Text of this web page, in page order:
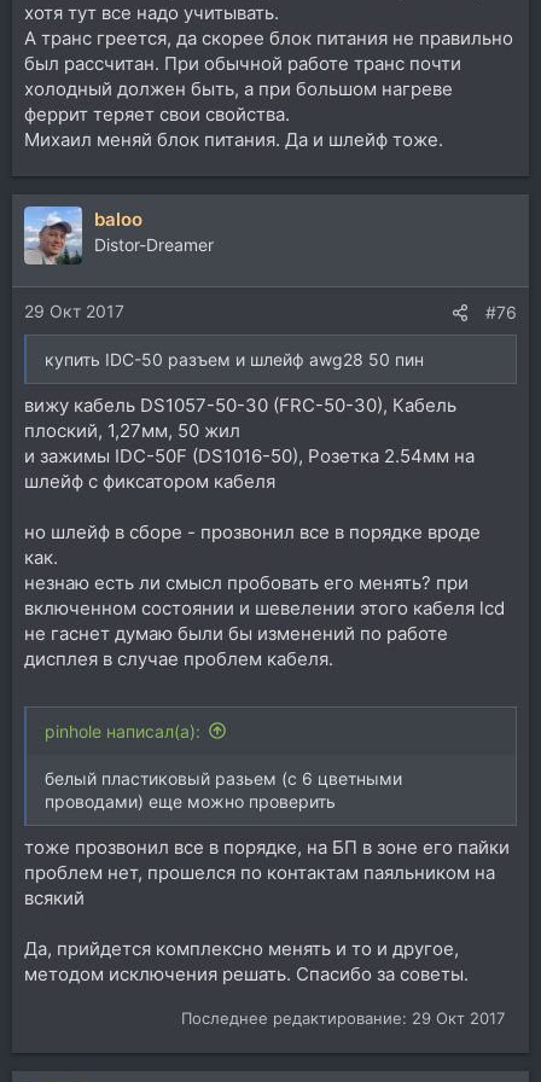
хотя тут все надо учитывать.
А транс греется, да скорее блок питания не правильно
был рассчитан. При обычной работе транс почти
холодный должен быть, а при большом нагреве
феррит теряет свои свойства.
Михаил меняй блок питания. Да и шлейф тоже.
baloo
Distor-Dreamer
29 Окт 2017 #76
купить IDC-50 разъем и шлейф awg28 50 пин
вижу кабель DS1057-50-30 (FRC-50-30), Кабель
плоский, 1,27мм, 50 жил
и зажимы IDC-50F (DS1016-50), Розетка 2.54мм на
шлейф с фиксатором кабеля
но шлейф в сборе - прозвонил все в порядке вроде
как.
незнаю есть ли смысл пробовать его менять? при
включенном состоянии и шевелении этого кабеля lcd
не гаснет думаю были бы изменений по работе
дисплея в случае проблем кабеля.
pinhole написал(а):
белый пластиковый разьем (с 6 цветными
проводами) еще можно проверить
тоже прозвонил все в порядке, на БП в зоне его пайки
проблем нет, прошелся по контактам паяльником на
всякий
Да, прийдется комплексно менять и то и другое,
методом исключения решать. Спасибо за советы.
Последнее редактирование: 29 Окт 2017